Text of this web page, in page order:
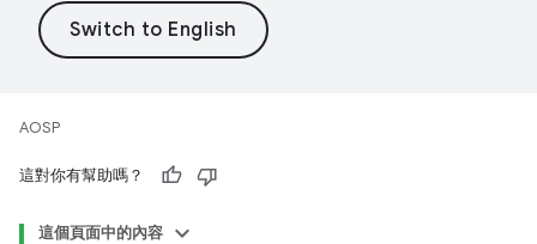
AOSP
這對你有幫助嗎？
這個頁面中的內容